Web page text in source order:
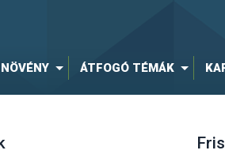
NÖVÉNY ÁTFOGÓ TÉMÁK